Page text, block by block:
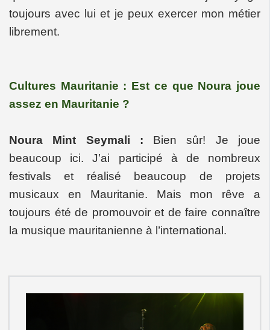
toujours avec lui et je peux exercer mon métier
librement.
Cultures Mauritanie : Est ce que Noura joue
assez en Mauritanie ?
Noura Mint Seymali : Bien sûr! Je joue
beaucoup ici. J’ai participé à de nombreux
festivals et réalisé beaucoup de projets
musicaux en Mauritanie. Mais mon rêve a
toujours été de promouvoir et de faire connaître
la musique mauritanienne à l’international.